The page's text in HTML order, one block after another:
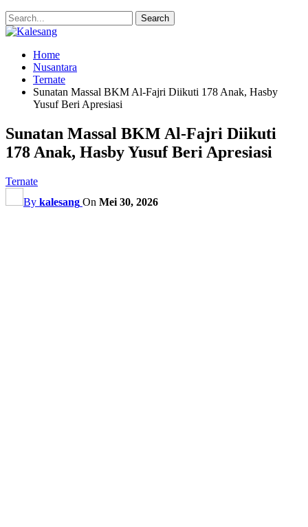
Home
Nusantara
Ternate
Sunatan Massal BKM Al-Fajri Diikuti 178 Anak, Hasby
Yusuf Beri Apresiasi
Sunatan Massal BKM Al-Fajri Diikuti
178 Anak, Hasby Yusuf Beri Apresiasi
Ternate
By kalesang On Mei 30, 2026